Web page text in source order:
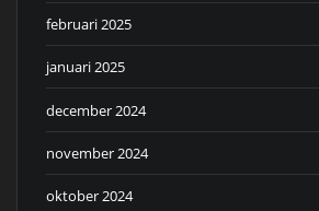
februari 2025
januari 2025
december 2024
november 2024
oktober 2024